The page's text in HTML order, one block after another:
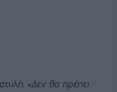
«Δεν θα πρέπει